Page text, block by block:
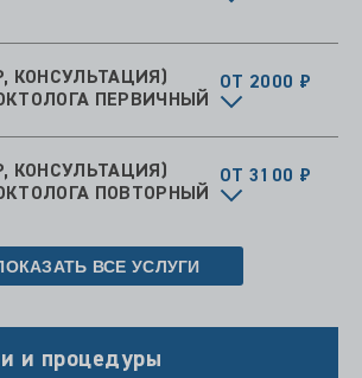
КОНСУЛЬТАЦИЯ)
ПЕРВИЧНЫЙ
ОТ 2000 ₽
КОНСУЛЬТАЦИЯ)
ПОВТОРНЫЙ
ОТ 3100 ₽
ВСЕ УСЛУГИ
и процедуры